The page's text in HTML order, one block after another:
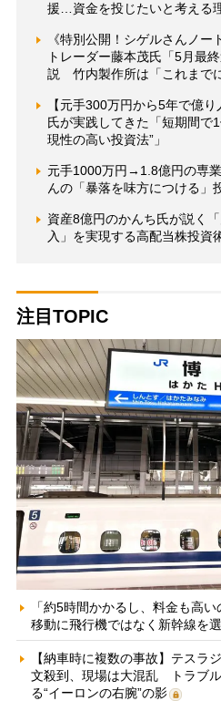
援…資金を投じたいと考える
《特別公開！シゲルさんノ
トレーダー藤本茂氏「5月最
説 竹内製作所は「これまで
【元手300万円から5年で億
氏が実践してきた「短期間で
現性の高い投資法”」
元手1000万円→1.8億円の専
んの「暴落を味方につける」
資産8億円のかんち氏が説く
入」を実現する高配当株投資
注目TOPIC
「約5時間かかるし、料金も高
移動に飛行機ではなく新幹線を
【納車時に複数の事故】テスラ
文殺到、現場は大混乱 トラブ
る“イーロンの右腕”の影